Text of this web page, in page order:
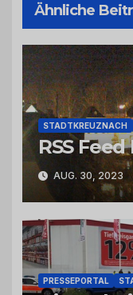
Ähnliche
STADTKREUZNACH
RSS
AUG. 30, 2023
PRESSEPORTAL